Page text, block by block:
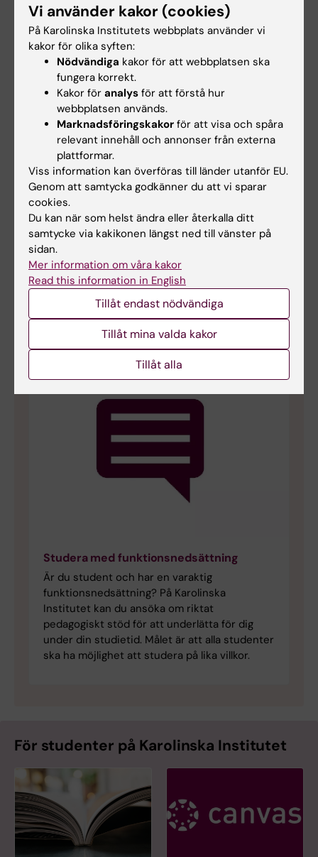
Studieanpassningar
Tillgodoräknande
Här hittar du information om hur du ansöker
om tillgodoräknande på del av kursen.
kursstarten!
Studera med funktionsnedsättning
Är du student och har en varaktig
funktionsnedsättning? På Karolinska
Institutet kan du ansöka om riktat
pedagogiskt stöd för att underlätta för dig
under din studietid. Målet är att alla studenter
ska ha möjlighet att studera på lika villkor.
För studenter på Karolinska Institutet
Vi använder kakor (cookies)
På Karolinska Institutets webbplats använder vi
kakor för olika syften:
Nödvändiga kakor för att webbplatsen ska
fungera korrekt.
Kakor för analys för att förstå hur
webbplatsen används.
Marknadsföringskakor för att visa och spåra
relevant innehåll och annonser från externa
plattformar.
Viss information kan överföras till länder utanför EU.
Genom att samtycka godkänner du att vi sparar
cookies.
Du kan när som helst ändra eller återkalla ditt
samtycke via kakikonen längst ned till vänster på
sidan.
Mer information om våra kakor
Read this information in English
Tillåt endast nödvändiga
Tillåt mina valda kakor
Tillåt alla